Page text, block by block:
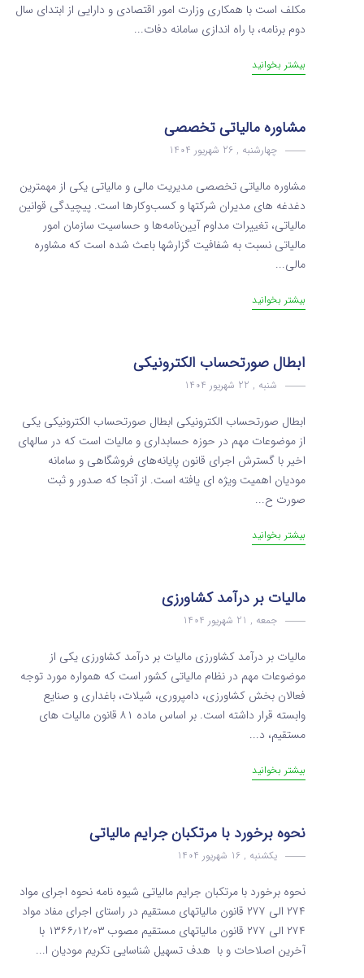
مکلف است با همکاری وزارت امور اقتصادی و دارایی از ابتدای سال
دوم برنامه، با راه اندازی سامانه دفات...
بیشتر بخوانید
مشاوره مالیاتی تخصصی
چهارشنبه , 26 شهریور 1404
مشاوره مالیاتی تخصصی مدیریت مالی و مالیاتی یکی از مهمترین
دغدغه های مدیران شرکتها و کسب‌وکارها است. پیچیدگی قوانین
مالیاتی، تغییرات مداوم آیین‌نامه‌ها و حساسیت سازمان امور
مالیاتی نسبت به شفافیت گزارشها باعث شده است که مشاوره
مالی...
بیشتر بخوانید
ابطال صورتحساب الکترونیکی
شنبه , 22 شهریور 1404
ابطال صورتحساب الکترونیکی ابطال صورتحساب الکترونیکی یکی
از موضوعات مهم در حوزه حسابداری و مالیات است که در سالهای
اخیر با گسترش اجرای قانون پایانه‌های فروشگاهی و سامانه
مودیان اهمیت ویژه ای یافته است. از آنجا که صدور و ثبت
صورت‌ ح...
بیشتر بخوانید
مالیات بر درآمد کشاورزی
جمعه , 21 شهریور 1404
مالیات بر درآمد کشاورزی مالیات بر درآمد کشاورزی یکی از
موضوعات مهم در نظام مالیاتی کشور است که همواره مورد توجه
فعالان بخش کشاورزی، دامپروری، شیلات، باغداری و صنایع
وابسته قرار داشته است. بر اساس ماده ۸۱ قانون مالیات های
مستقیم، د...
بیشتر بخوانید
نحوه برخورد با مرتکبان جرایم مالیاتی
یکشنبه , 16 شهریور 1404
نحوه برخورد با مرتکبان جرایم مالیاتی شیوه نامه نحوه اجرای مواد
۲۷۴ الی ۲۷۷ قانون مالیاتهای مستقیم در راستای اجرای مفاد مواد
۲۷۴ الی ۲۷۷ قانون مالیاتهای مستقیم مصوب ۱۳۶۶٫۱۲٫۰۳ با
آخرین اصلاحات و با هدف تسهیل شناسایی تکریم مودیان ا...